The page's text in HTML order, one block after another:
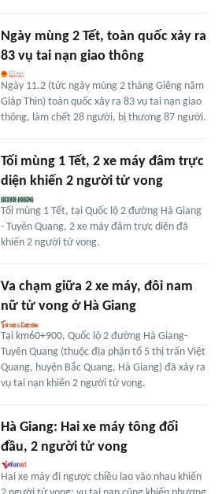
Ngày mùng 2 Tết, toàn quốc xảy ra
83 vụ tai nạn giao thông
Ngày 11.2 (tức ngày mùng 2 tháng Giêng năm
Giáp Thìn) toàn quốc xảy ra 83 vụ tai nạn giao
thông, làm chết 28 người, bị thương 87 người.
Tối mùng 1 Tết, 2 xe máy đâm trực
diện khiến 2 người tử vong
Tối mùng 1 Tết, tại Quốc lộ 2 đường Hà Giang
- Tuyên Quang, 2 xe máy đâm trực diện đã
khiến 2 người tử vong.
Va chạm giữa 2 xe máy, đôi nam
nữ tử vong ở Hà Giang
Tại km60+900, Quốc lộ 2 đường Hà Giang-
Tuyên Quang (thuộc địa phận tổ 5 thị trấn Việt
Quang, huyện Bắc Quang, Hà Giang) đã xảy ra
vụ tai nạn khiến 2 người tử vong.
Hà Giang: Hai xe máy tông đối
đầu, 2 người tử vong
Hai xe máy đi ngược chiều lao vào nhau khiến